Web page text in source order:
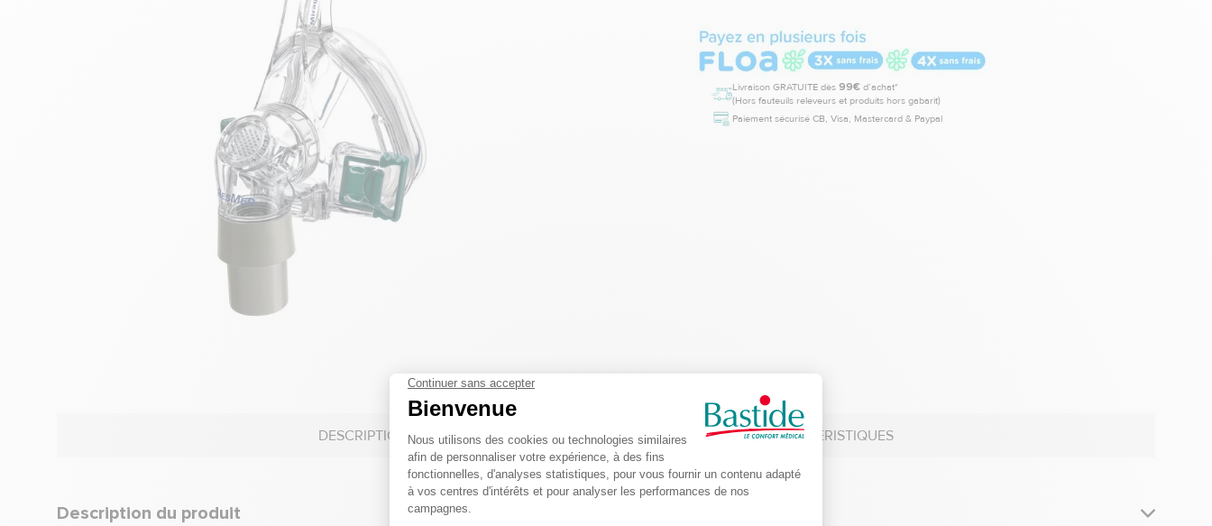
Livraison GRATUITE dès99€ d’achat*
(Hors fauteuils releveurs et produits hors gabarit)
Paiement sécurisé CB, Visa, Mastercard & Paypal
CARACTÉRISTIQUES
DESCRIPTION DU PRODUIT
Description du produit